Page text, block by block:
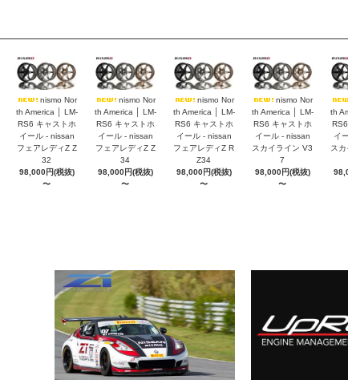
nismo Nor
th America │ LM-
RS6 キャストホ
イール - nissan
フェアレディZ Z
32
98,000円(税抜)
〜
nismo Nor
th America │ LM-
RS6 キャストホ
イール - nissan
フェアレディZ Z
34
98,000円(税抜)
〜
nismo Nor
th America │ LM-
RS6 キャストホ
イール - nissan
フェアレディZ R
Z34
98,000円(税抜)
〜
nismo Nor
th America │ LM-
RS6 キャストホ
イール - nissan
スカイライン V3
7
98,000円(税抜)
〜
th
イ
ス